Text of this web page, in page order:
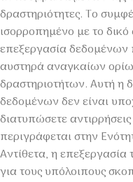
δραστηριότητες. Το
ισορροπημένο με το
επεξεργασία δεδομένων
αυστηρά αναγκαίων
δραστηριοτήτων. Αυτή η
δεδομένων δεν είναι
διατυπώσετε
περιγράφεται στην
Αντίθετα, η
για τους υπόλοιπους